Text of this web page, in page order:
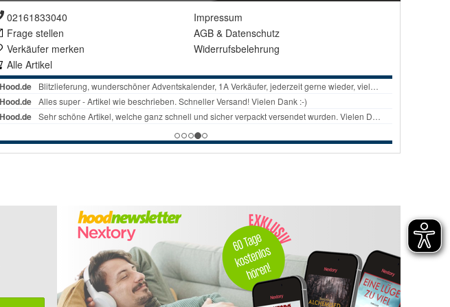
02161833040
Frage stellen
Verkäufer merken
Alle Artikel
Impressum
AGB & Datenschutz
Widerrufsbelehrung